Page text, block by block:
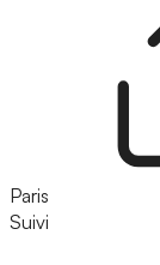
Paris
Suivi